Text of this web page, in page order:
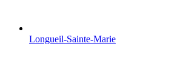
Longueil-Sainte-Marie